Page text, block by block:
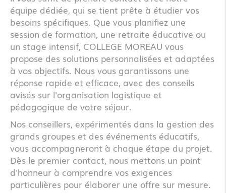
équipe dédiée, qui se tient prête à étudier vos
besoins spécifiques. Que vous planifiez une
session de formation, une retraite éducative ou
un stage intensif, COLLEGE MOREAU vous
propose des solutions personnalisées et adaptées
à vos objectifs. Nous vous garantissons une
réponse rapide et efficace, avec des conseils
avisés sur l'organisation logistique et
pédagogique de votre séjour.
Nos conseillers, expérimentés dans la gestion des
grands groupes et des événements éducatifs,
vous accompagneront à chaque étape du projet.
Dès le premier contact, nous mettons un point
d'honneur à comprendre vos exigences
particulières pour élaborer une offre sur mesure.